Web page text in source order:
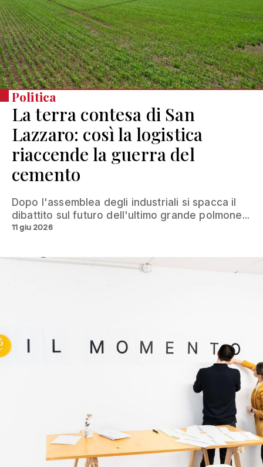
Politica
La terra contesa di San
Lazzaro: così la logistica
riaccende la guerra del
cemento
Dopo l'assemblea degli industriali si spacca il
dibattito sul futuro dell'ultimo grande polmone...
11 giu 2026